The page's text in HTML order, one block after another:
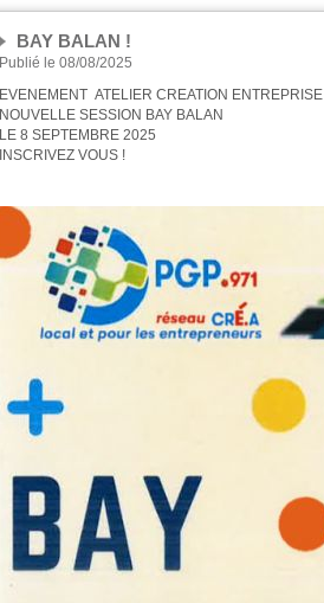
BAY BALAN !
Publié le 08/08/2025
EVENEMENT ATELIER CREATION ENTREPRISE
NOUVELLE SESSION BAY BALAN
LE 8 SEPTEMBRE 2025
INSCRIVEZ VOUS !